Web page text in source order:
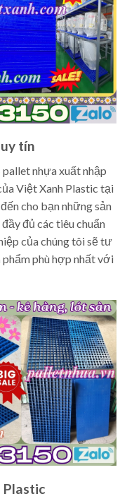
tín
nhựa xuất nhập
Việt Xanh Plastic tại
cho bạn những sản
đủ các tiêu chuẩn
của chúng tôi sẽ tư
phù hợp nhất với